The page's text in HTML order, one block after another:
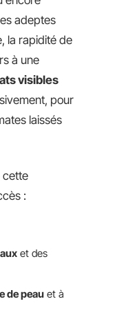
adeptes
la rapidité de
à une
visibles
pour
laissés
cette
:
et des
de peau et à